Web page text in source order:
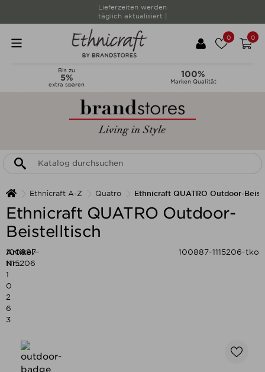
Lieferzeiten werden
täglich aktualisiert |
0 0
Bis zu
5%
extra sparen
100%
Marken Qualität
Ethnicraft A-Z Quatro Ethnicraft QUATRO Outdoor-
Ethnicraft QUATRO Outdoor-
Beistelltisch
Artikel-
Nr.:
1
0
2
6
3
100887-
1115206
100887-1115206-tko